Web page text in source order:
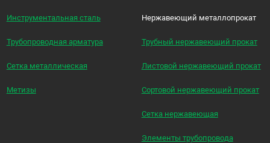
Инструментальная сталь
Трубопроводная арматура
Сетка металлическая
Метизы
Нержавеющий металлопрокат
Трубный нержавеющий прокат
Листовой нержавеющий прокат
Сортовой нержавеющий прокат
Сетка нержавеющая
Элементы трубопровода